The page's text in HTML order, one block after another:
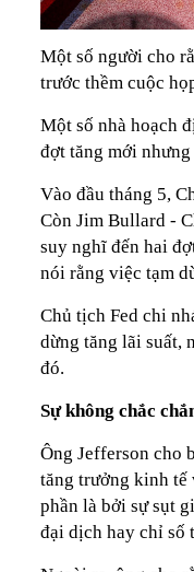
Một số người cho
trước thềm cuộc
Một số nhà hoạch
đợt tăng mới
Vào đầu tháng 5,
Còn Jim Bullard -
suy nghĩ đến hai
nói rằng việc tạm
Chủ tịch Fed chi
dừng tăng lãi suất,
đó.
Sự không chắc
Ông Jefferson cho
tăng trưởng kinh tế
phần là bởi sự sụt
đại dịch hay chỉ số